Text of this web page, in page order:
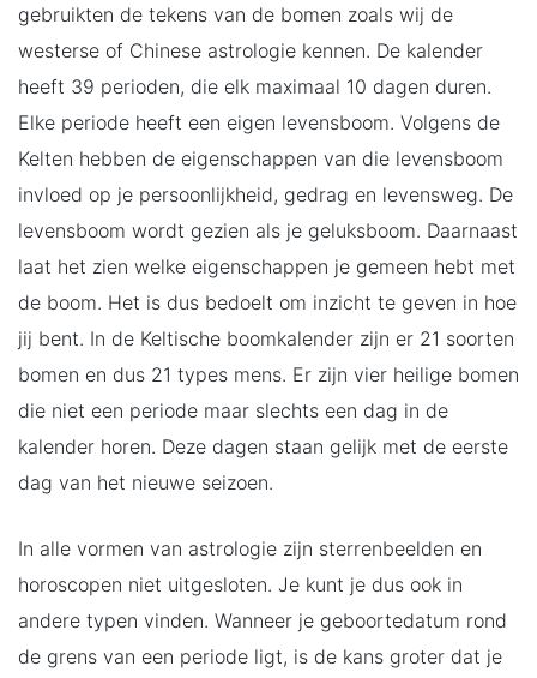
gebruikten de tekens van de bomen zoals wij de
westerse of Chinese astrologie kennen. De kalender
heeft 39 perioden, die elk maximaal 10 dagen duren.
Elke periode heeft een eigen levensboom. Volgens de
Kelten hebben de eigenschappen van die levensboom
invloed op je persoonlijkheid, gedrag en levensweg. De
levensboom wordt gezien als je geluksboom. Daarnaast
laat het zien welke eigenschappen je gemeen hebt met
de boom. Het is dus bedoelt om inzicht te geven in hoe
jij bent. In de Keltische boomkalender zijn er 21 soorten
bomen en dus 21 types mens. Er zijn vier heilige bomen
die niet een periode maar slechts een dag in de
kalender horen. Deze dagen staan gelijk met de eerste
dag van het nieuwe seizoen.
In alle vormen van astrologie zijn sterrenbeelden en
horoscopen niet uitgesloten. Je kunt je dus ook in
andere typen vinden. Wanneer je geboortedatum rond
de grens van een periode ligt, is de kans groter dat je